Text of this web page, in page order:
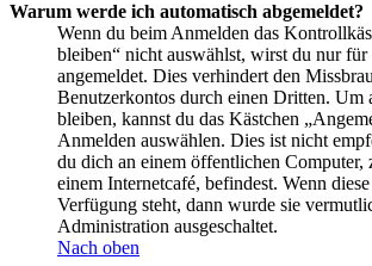
Warum werde ich automatisch abgemeldet?
Wenn du beim Anmelden das
bleiben“ nicht auswählst, wirst du nur für
angemeldet. Dies verhindert den
Benutzerkontos durch einen Dritten. Um
bleiben, kannst du das Kästchen
Anmelden auswählen. Dies ist nicht
du dich an einem öffentlichen Computer,
einem Internetcafé, befindest. Wenn
Verfügung steht, dann wurde sie
Administration ausgeschaltet.
Nach oben